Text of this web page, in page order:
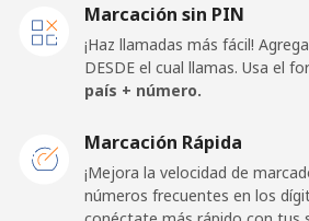
Línea fija
⁦133.9¢⁩
San Marino
Línea fija ⁦24.5¢⁩ 40
Marcación sin PIN
¡Haz llamadas más fácil!
DESDE el cual llamas. Usa el
país + número.
Marcación Rápida
¡Mejora la velocidad de
números frecuentes en los